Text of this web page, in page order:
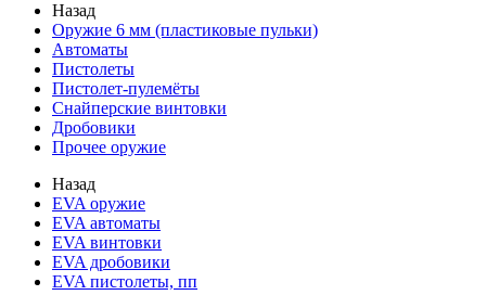
Назад
Оружие 6 мм (пластиковые пульки)
Автоматы
Пистолеты
Пистолет-пулемёты
Снайперские винтовки
Дробовики
Прочее оружие
Назад
EVA оружие
EVA автоматы
EVA винтовки
EVA дробовики
EVA пистолеты, пп